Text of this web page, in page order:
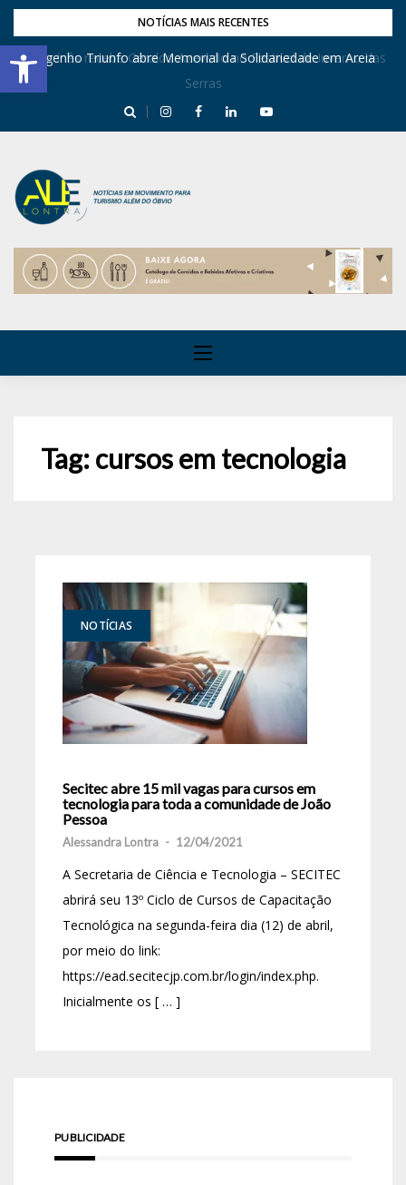
Barra de Ferramentas Aberta
NOTÍCIAS MAIS RECENTES
Dona Inês recebe Geraldo Azevedo no Festival de Inverno das
Serras
Engenho Triunfo abre Memorial da Solidariedade em Areia
Tag:cursos em tecnologia
NOTÍCIAS
Secitec abre 15 mil vagas para cursos em
tecnologia para toda a comunidade de João
Pessoa
Alessandra Lontra - 12/04/2021
A Secretaria de Ciência e Tecnologia – SECITEC
abrirá seu 13º Ciclo de Cursos de Capacitação
Tecnológica na segunda-feira dia (12) de abril,
por meio do link:
https://ead.secitecjp.com.br/login/index.php.
Inicialmente os [ … ]
PUBLICIDADE